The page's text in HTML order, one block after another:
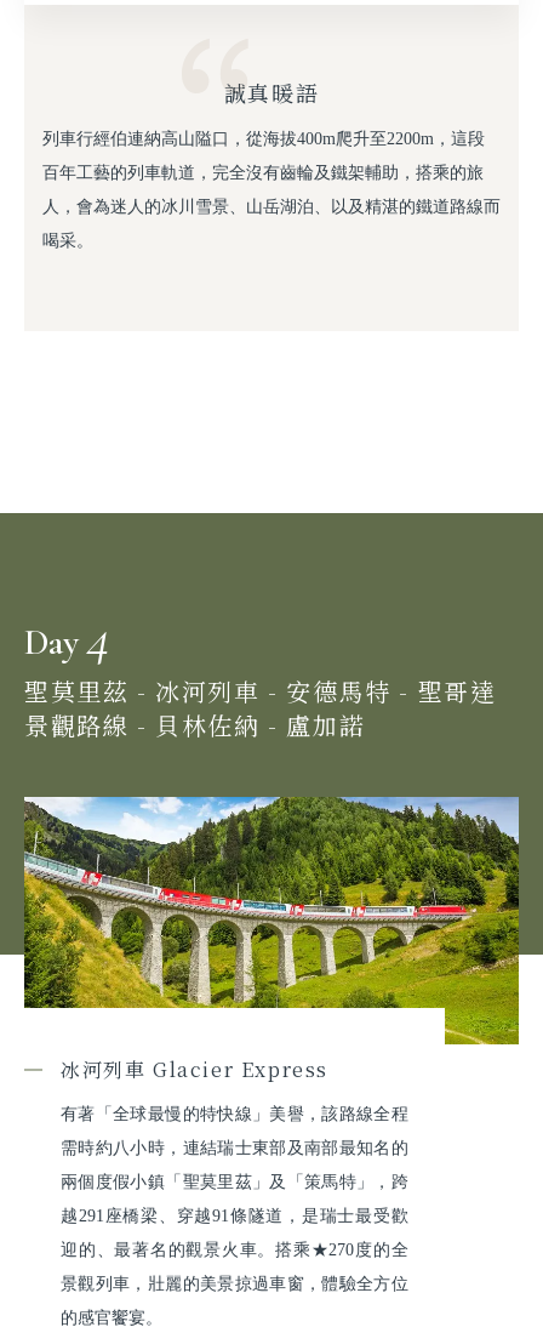
誠真暖語
列車行經伯連納高山隘口，從海拔400m爬升至2200m，這段
百年工藝的列車軌道，完全沒有齒輪及鐵架輔助，搭乘的旅
人，會為迷人的冰川雪景、山岳湖泊、以及精湛的鐵道路線而
喝采。
Day4
聖莫里茲 - 冰河列車 - 安德馬特 - 聖哥達
景觀路線 - 貝林佐納 - 盧加諾
冰河列車 Glacier Express
有著「全球最慢的特快線」美譽，該路線全程
需時約八小時，連結瑞士東部及南部最知名的
兩個度假小鎮「聖莫里茲」及「策馬特」，跨
越291座橋梁、穿越91條隧道，是瑞士最受歡
迎的、最著名的觀景火車。搭乘★270度的全
景觀列車，壯麗的美景掠過車窗，體驗全方位
的感官饗宴。